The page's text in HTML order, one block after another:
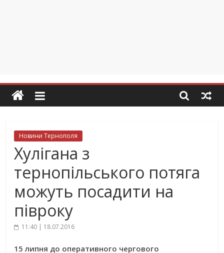
Новини Тернополя
Хулігана з
тернопільського потяга
можуть посадити на
півроку
11:40 | 18.07.2016
15 липня до оперативного чергового